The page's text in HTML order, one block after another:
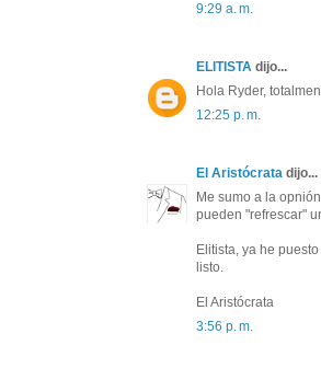
9:29 a. m.
ELITISTA dijo...
Hola Ryder,
12:25 p. m.
El Aristócrata dijo...
Me sumo a la
pueden "refrescar"
Elitista, ya he
listo.
El Aristócrata
3:56 p. m.